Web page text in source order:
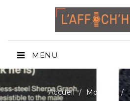
MENU
Accueil Montres